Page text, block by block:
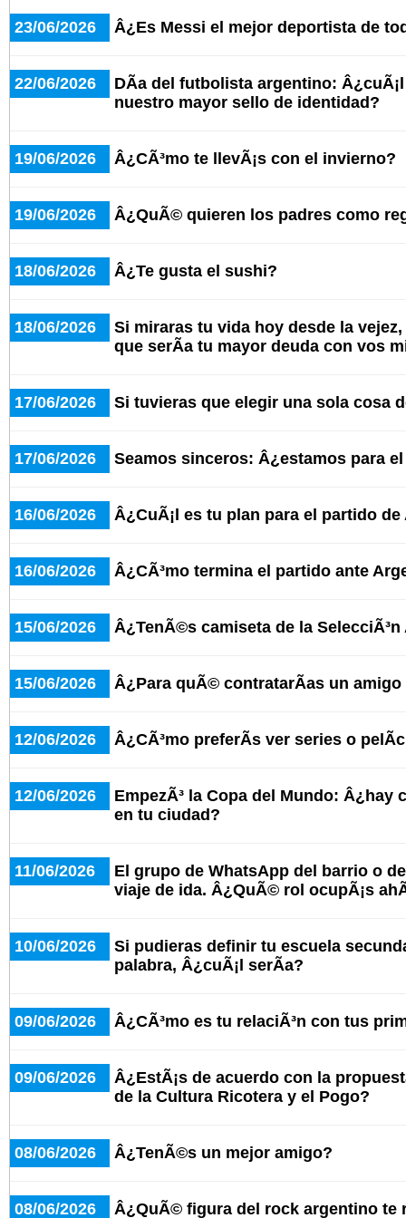
23/06/2026 Â¿Es Messi el mejor deportista de
22/06/2026
DÃ­a del futbolista argentino:
nuestro mayor sello de identidad?
19/06/2026 Â¿CÃ³mo te llevÃ¡s con el invierno?
19/06/2026 Â¿QuÃ© quieren los padres como
18/06/2026 Â¿Te gusta el sushi?
18/06/2026
Si miraras tu vida hoy desde la
que serÃ­a tu mayor deuda con vos
17/06/2026 Si tuvieras que elegir una sola cosa
17/06/2026 Seamos sinceros: Â¿estamos para
16/06/2026 Â¿CuÃ¡l es tu plan para el partido
16/06/2026 Â¿CÃ³mo termina el partido ante
15/06/2026 Â¿TenÃ©s camiseta de la
15/06/2026 Â¿Para quÃ© contratarÃ­as un
12/06/2026 Â¿CÃ³mo preferÃ­s ver series o
12/06/2026
EmpezÃ³ la Copa del Mundo: Â¿hay
en tu ciudad?
11/06/2026
El grupo de WhatsApp del barrio o
viaje de ida. Â¿QuÃ© rol ocupÃ¡s
10/06/2026
Si pudieras definir tu escuela
palabra, Â¿cuÃ¡l serÃ­a?
09/06/2026 Â¿CÃ³mo es tu relaciÃ³n con tus
09/06/2026
Â¿EstÃ¡s de acuerdo con la
de la Cultura Ricotera y el Pogo?
08/06/2026 Â¿TenÃ©s un mejor amigo?
08/06/2026 Â¿QuÃ© figura del rock argentino te